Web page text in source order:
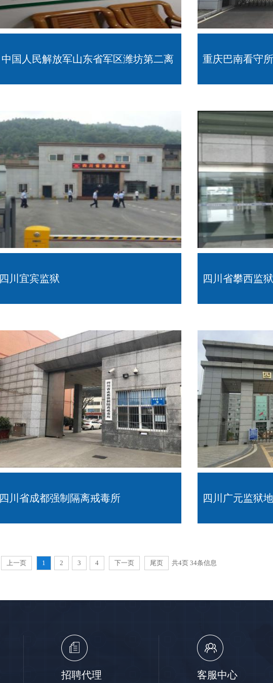
中国人民解放军山东省军区潍坊第二离
重庆巴南看守
四川宜宾监狱 四川省攀西监狱
四川省成都强制隔离戒毒所 四川广元监狱
上一页 1 2 3 4 下一页 尾页 共4页 34条信息
招聘代理 客服中心